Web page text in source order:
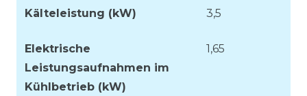
Kälteleistung (kW) 3,5
Elektrische
Leistungsaufnahmen im
Kühlbetrieb (kW)
1,65